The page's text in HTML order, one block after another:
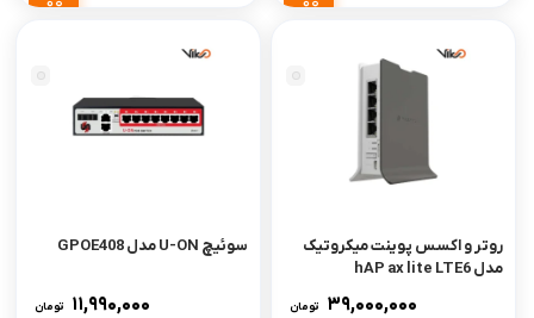
روتر و اکسس پوینت میکروتیک
مدل hAP ax lite LTE6
39,000,000 تومان
سوئیچ U-ON مدل GPOE408
11,990,000 تومان